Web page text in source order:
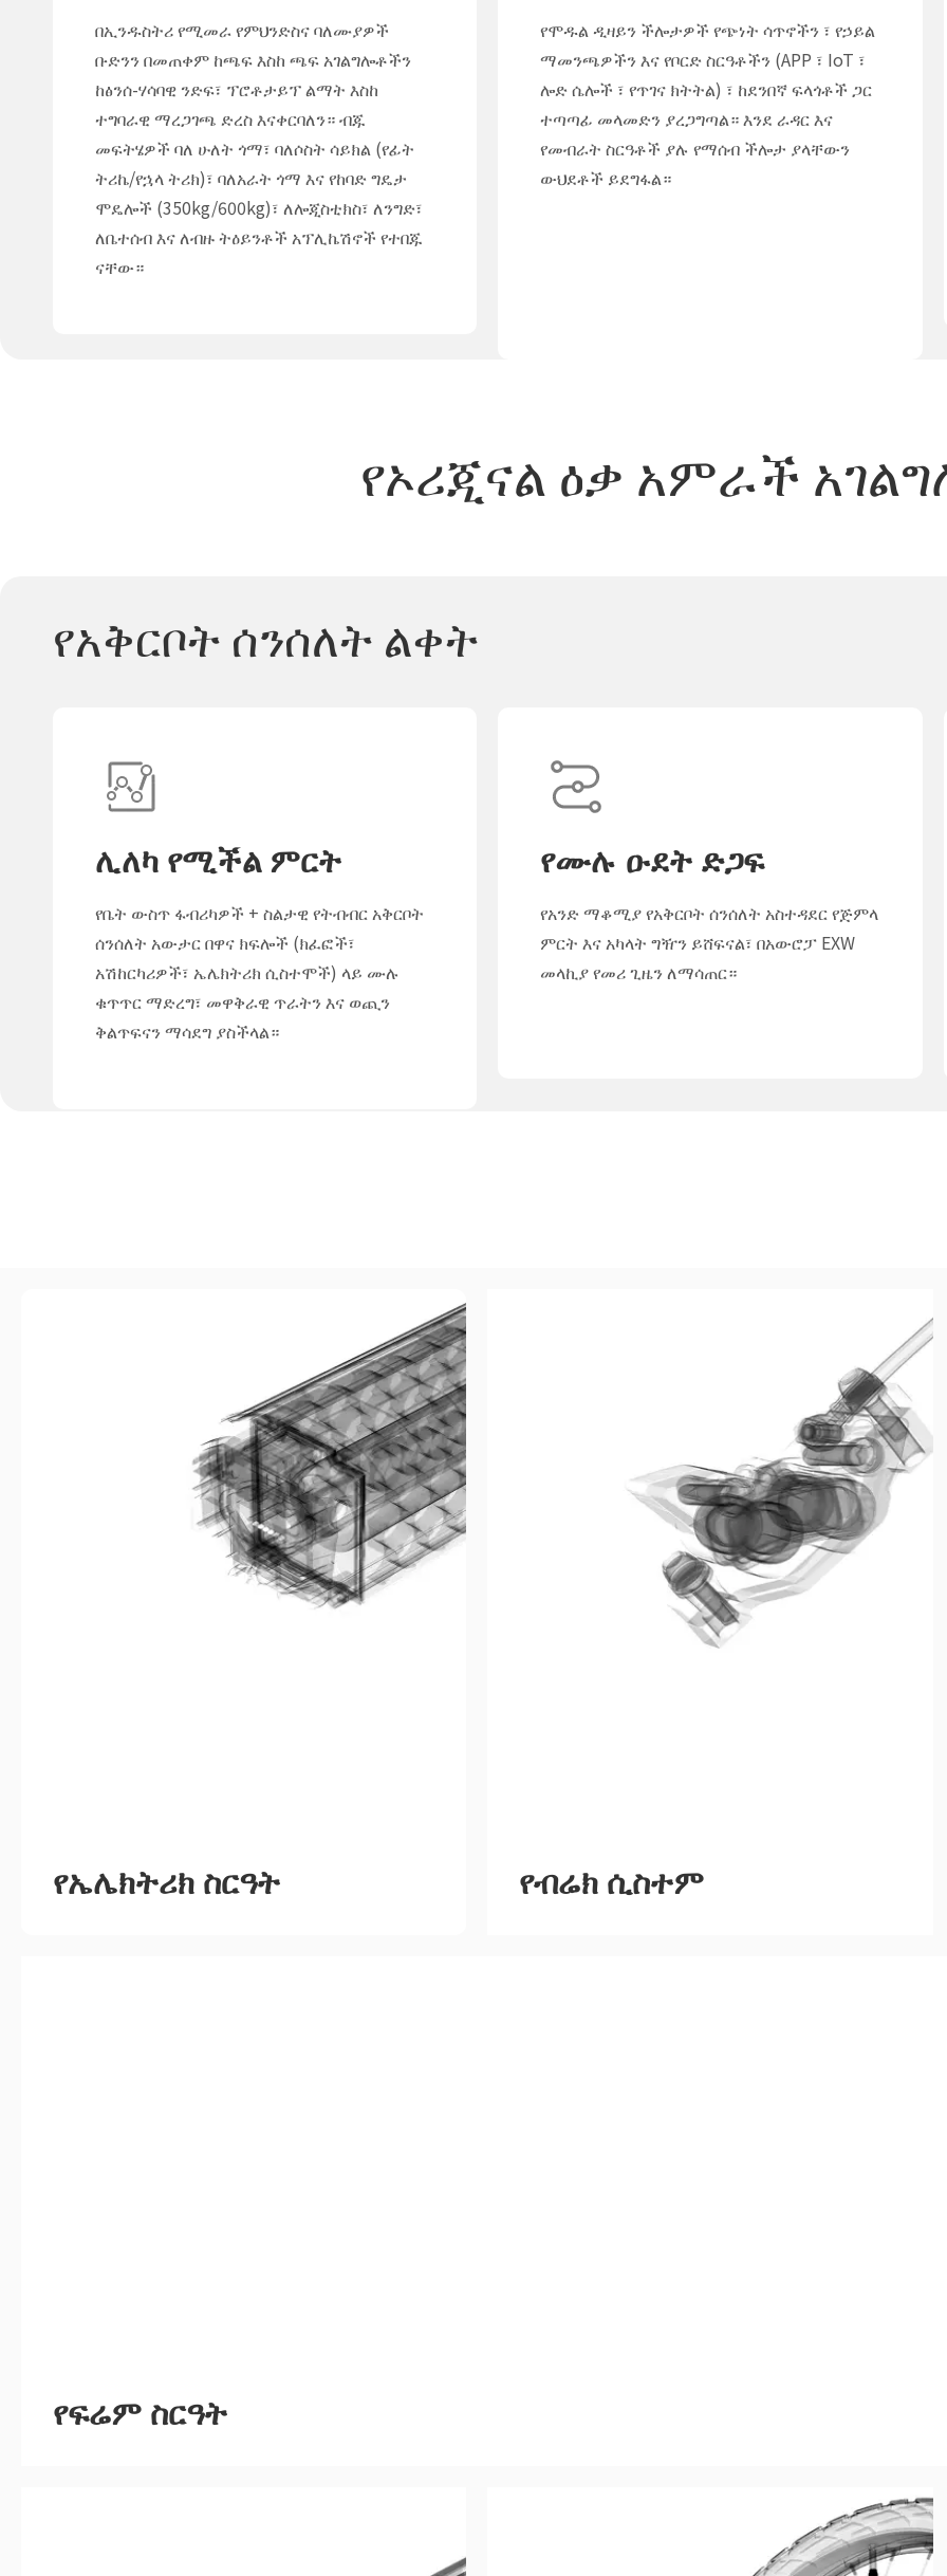
በኢንዱስትሪ የሚመራ የምህንድስና ባለሙያዎች
ቡድንን በመጠቀም ከጫፍ እስከ ጫፍ አገልግሎቶችን
ከፅንሰ-ሃሳባዊ ንድፍ፣ ፕሮቶታይፕ ልማት እስከ
ተግባራዊ ማረጋገጫ ድረስ እናቀርባለን። ብጁ
መፍትሄዎች ባለ ሁለት ጎማ፣ ባለሶስት ሳይክል (የፊት
ትሪኬ/የኋላ ትሪክ)፣ ባለአራት ጎማ እና የከባድ ግዴታ
ሞዴሎች (350kg/600kg)፣ ለሎጂስቲክስ፣ ለንግድ፣
ለቤተሰብ እና ለብዙ ትዕይንቶች አፕሊኬሽኖች የተበጁ
ናቸው።
የሞዱል ዲዛይን ችሎታዎች የጭነት ሳጥኖችን ፣ የኃይል
ማመንጫዎችን እና የቦርድ ስርዓቶችን (APP ፣ IoT ፣
ሎድ ሴሎች ፣ የጥገና ክትትል) ፣ ከደንበኛ ፍላጎቶች ጋር
ተጣጣፊ መላመድን ያረጋግጣል። እንደ ራዳር እና
የመብራት ስርዓቶች ያሉ የማሰብ ችሎታ ያላቸውን
ውህደቶች ይደግፋል።
የኦሪጂናል ዕቃ አምራች
የአቅርቦት ሰንሰለት ልቀት
ሊለካ የሚችል ምርት
የቤት ውስጥ ፋብሪካዎች + ስልታዊ የትብብር አቅርቦት
ሰንሰለት አውታር በዋና ክፍሎች (ክፈፎች፣
አሽከርካሪዎች፣ ኤሌክትሪክ ሲስተሞች) ላይ ሙሉ
ቁጥጥር ማድረግ፣ መዋቅራዊ ጥራትን እና ወጪን
ቅልጥፍናን ማሳደግ ያስችላል።
የሙሉ ዑደት ድጋፍ
የአንድ ማቆሚያ የአቅርቦት ሰንሰለት አስተዳደር የጅምላ
ምርት እና አካላት ግዥን ይሸፍናል፣ በአውሮፓ EXW
መላኪያ የመሪ ጊዜን ለማሳጠር።
የኤሌክትሪክ ስርዓት የብሬክ ሲስተም
የፍሬም ስርዓት